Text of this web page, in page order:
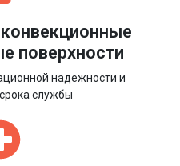
поверхности
надежности и
службы